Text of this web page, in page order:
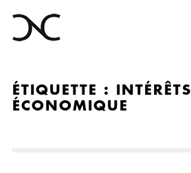
ÉTIQUETTE :
INTÉRÊTS
ÉCONOMIQUE